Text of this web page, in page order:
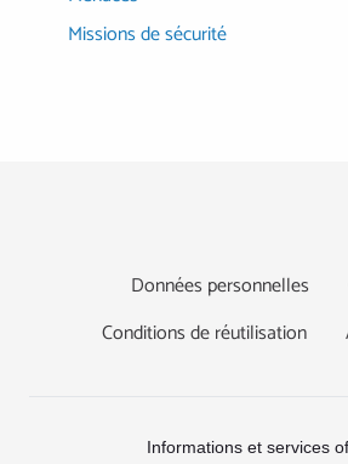
Missions de sécurité
Données personnelles
Conditions de réutilisation
Informations et services